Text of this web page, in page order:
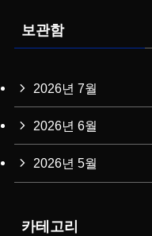
보관함
2026년 7월
2026년 6월
2026년 5월
카테고리